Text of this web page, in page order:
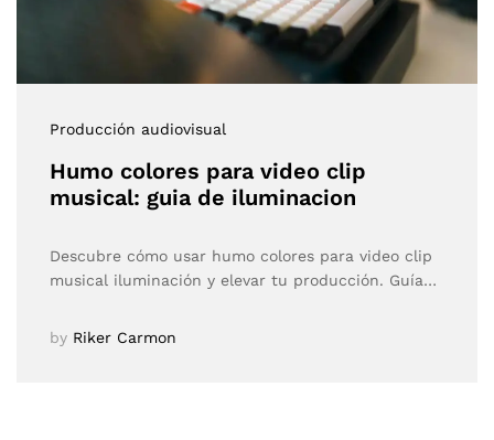
Producción audiovisual
Humo colores para video clip
musical: guia de iluminacion
Descubre cómo usar humo colores para video clip
musical iluminación y elevar tu producción. Guía…
by Riker Carmon